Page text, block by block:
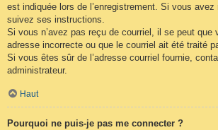
est indiquée lors de l’enregistrement. Si vous avez
suivez ses instructions.
Si vous n’avez pas reçu de courriel, il se peut que
adresse incorrecte ou que le courriel ait été traité
Si vous êtes sûr de l’adresse courriel fournie,
administrateur.
Haut
Pourquoi ne puis-je pas me connecter ?